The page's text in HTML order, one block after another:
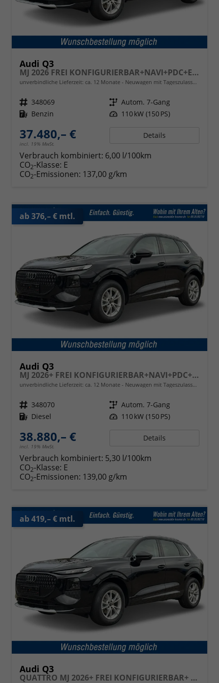
Audi Q3
MJ 2026 FREI KONFIGURIERBAR+NAVI+PDC+EL. HECKKL.+LED
unverbindliche Lieferzeit: ca. 12 Monate Neuwagen mit Tageszulassung
Fahrzeugnr. 348069 Getriebe Autom. 7-Gang
Kraftstoff Benzin Leistung 110 kW (150 PS)
37.480,– €
incl. 19% MwSt.
Details
Verbrauch kombiniert: 6,00 l/100km
CO2-Klasse: E
CO2-Emissionen: 137,00 g/km
ab 376,– € mtl.
Audi Q3
MJ 2026+ FREI KONFIGURIERBAR+NAVI+PDC+EL. HECKKL.+LED+17 LM
unverbindliche Lieferzeit: ca. 12 Monate Neuwagen mit Tageszulassung
Fahrzeugnr. 348070 Getriebe Autom. 7-Gang
Kraftstoff Diesel Leistung 110 kW (150 PS)
38.880,– €
incl. 19% MwSt.
Details
Verbrauch kombiniert: 5,30 l/100km
CO2-Klasse: E
CO2-Emissionen: 139,00 g/km
ab 419,– € mtl.
Audi Q3
QUATTRO MJ 2026+ FREI KONFIGURIERBAR+ QUATTRO+NAVI+PDC+EL. HECKKL.